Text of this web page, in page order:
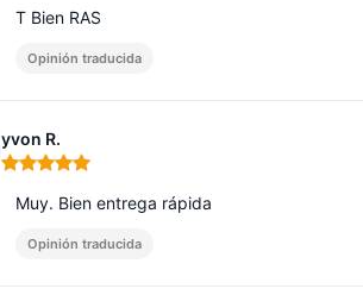
T Bien RAS
Opinión traducida
yvon R.
Nota: 5 de 5
Muy. Bien entrega rápida
Opinión traducida